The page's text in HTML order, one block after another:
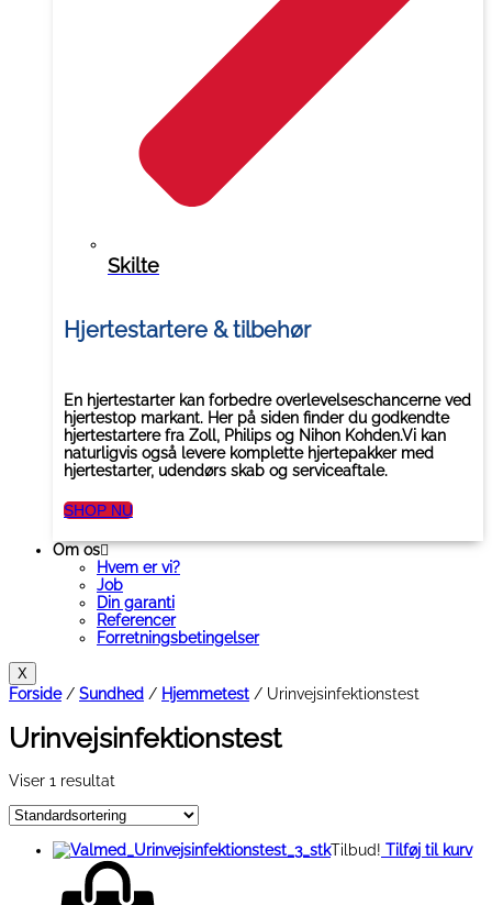
Skilte
Hjertestartere & tilbehør
En hjertestarter kan forbedre overlevelseschancerne ved
hjertestop markant. Her på siden finder du godkendte
hjertestartere fra Zoll, Philips og Nihon Kohden.Vi kan
naturligvis også levere komplette hjertepakker med
hjertestarter, udendørs skab og serviceaftale.
SHOP NU
Om os
Hvem er vi?
Job
Din garanti
Referencer
Forretningsbetingelser
X
Forside/ Sundhed / Hjemmetest / Urinvejsinfektionstest
Urinvejsinfektionstest
Viser 1 resultat
Tilbud! Tilføj til kurv